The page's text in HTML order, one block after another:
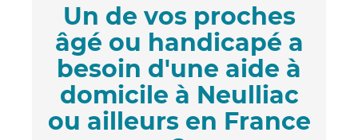
Un de vos proches
âgé ou handicapé a
besoin d'une aide à
domicile à Neulliac
ou ailleurs en France